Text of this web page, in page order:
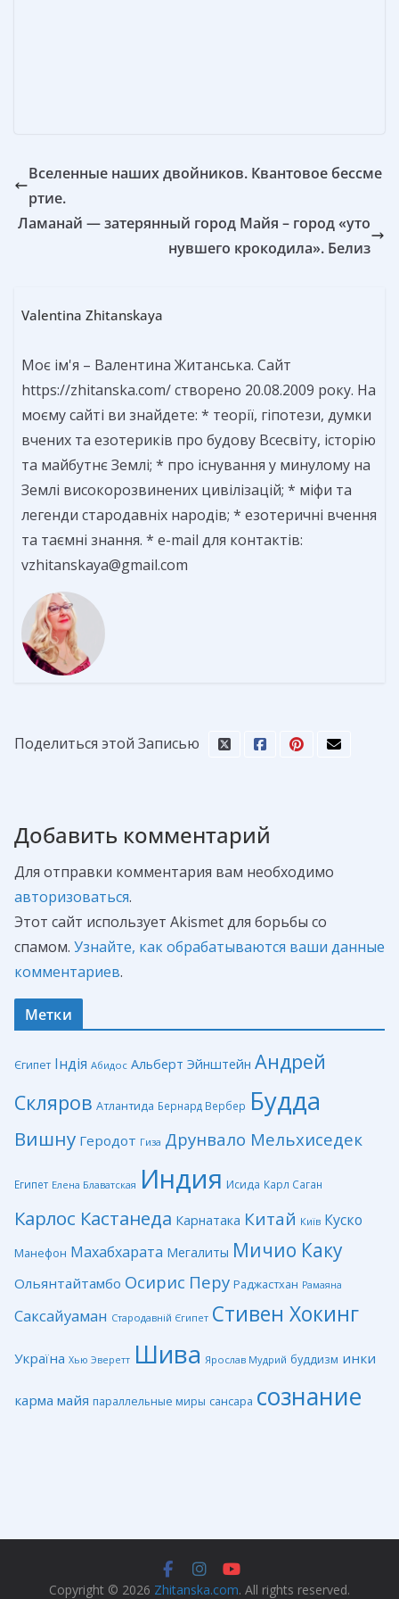
Вселенные наших двойников. Квантовое бессме
ртие.
Ламанай — затерянный город Майя – город «уто
нувшего крокодила». Белиз
Valentina Zhitanskaya
Моє ім'я – Валентина Житанська. Сайт
https://zhitanska.com/ створено 20.08.2009 року. На
моєму сайті ви знайдете: * теорії, гіпотези, думки
вчених та езотериків про будову Всесвіту, історію
та майбутнє Землі; * про існування у минулому на
Землі високорозвинених цивілізацій; * міфи та
легенди стародавніх народів; * езотеричні вчення
та таємні знання. * e-mail для контактів:
vzhitanskaya@gmail.com
Поделиться этой Записью
Добавить комментарий
Для отправки комментария вам необходимо
авторизоваться.
Этот сайт использует Akismet для борьбы со
спамом. Узнайте, как обрабатываются ваши данные
комментариев.
Метки
Єгипет Індія Абидос Альберт Эйнштейн Андрей
Скляров Атлантида Бернард Вербер Будда
Вишну Геродот Гиза Друнвало Мельхиседек
Египет Елена Блаватская Индия Исида Карл Саган
Карлос Кастанеда Карнатака Китай Київ Куско
Манефон Махабхарата Мегалиты Мичио Каку
Ольянтайтамбо Осирис Перу Раджастхан Рамаяна
Саксайуаман Стародавній Єгипет Стивен Хокинг
Україна Хью Эверетт Шива Ярослав Мудрий буддизм инки
карма майя параллельные миры сансара сознание
Copyright © 2026 Zhitanska.com. All rights reserved.